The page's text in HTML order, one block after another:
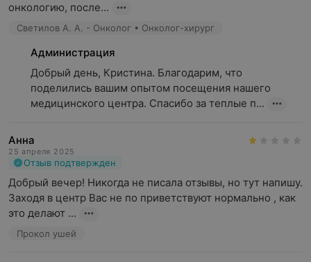
онкологию, после...
Светилов А. А. - Онколог • Онколог-хирург
Администрация
Добрый день, Кристина. Благодарим, что
поделились вашим опытом посещения нашего
медицинского центра. Спасибо за теплые п...
Анна
25 апреля 2025
Отзыв подтвержден
Добрый вечер! Никогда не писала отзывы, но тут напишу.
Заходя в центр Вас не по приветствуют нормально , как
это делают ...
Прокол ушей